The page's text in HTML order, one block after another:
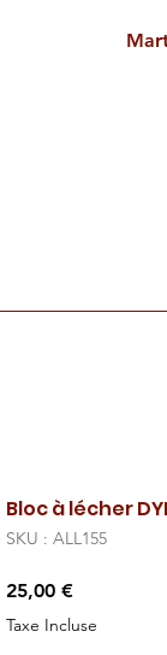
Bloc à lécher
SKU : ALL155
25,00 €Prix
Taxe Incluse